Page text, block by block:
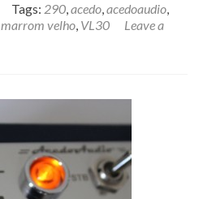
Tags: 290,acedo,acedoaudio,
marrom velho, VL30
Leave a